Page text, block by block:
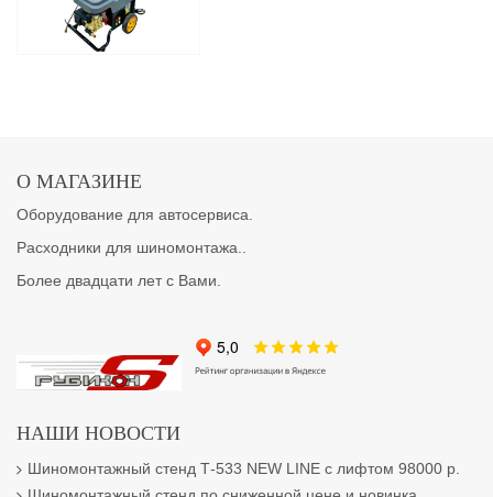
О МАГАЗИНЕ
Оборудование для автосервиса.
Расходники для шиномонтажа..
Более двадцати лет с Вами.
НАШИ НОВОСТИ
Шиномонтажный стенд Т-533 NEW LINE с лифтом 98000 р.